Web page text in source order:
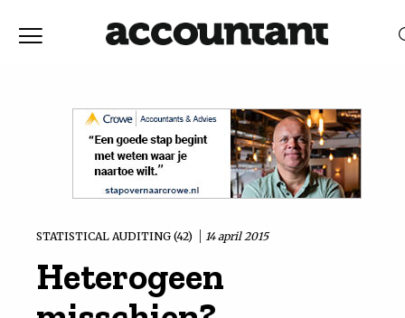
Vaktechniek
Achtergrond
STATISTICAL AUDITING (42) 14 april 2015
Heterogeen
RELEVANTIEDATUM